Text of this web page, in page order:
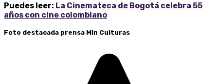
Puedes leer: La Cinemateca de Bogotá celebra 55
años con cine colombiano
Foto destacada prensa Min Culturas